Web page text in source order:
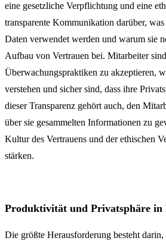
eine gesetzliche Verpflichtung und eine
transparente Kommunikation darüber,
Daten verwendet werden und warum sie
Aufbau von Vertrauen bei. Mitarbeiter
Überwachungspraktiken zu akzeptieren,
verstehen und sicher sind, dass ihre
dieser Transparenz gehört auch, den
über sie gesammelten Informationen zu
Kultur des Vertrauens und der ethischen
stärken.
Produktivität und Privatsphäre in
Die größte Herausforderung besteht darin,